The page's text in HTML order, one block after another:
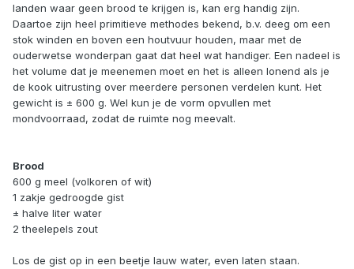
landen waar geen brood te krijgen is, kan erg handig zijn.
Daartoe zijn heel primitieve methodes bekend, b.v. deeg om een
stok winden en boven een houtvuur houden, maar met de
ouderwetse wonderpan gaat dat heel wat handiger. Een nadeel is
het volume dat je meenemen moet en het is alleen lonend als je
de kook uitrusting over meerdere personen verdelen kunt. Het
gewicht is ± 600 g. Wel kun je de vorm opvullen met
mondvoorraad, zodat de ruimte nog meevalt.
Brood
600 g meel (volkoren of wit)
1 zakje gedroogde gist
± halve liter water
2 theelepels zout
Los de gist op in een beetje lauw water, even laten staan.